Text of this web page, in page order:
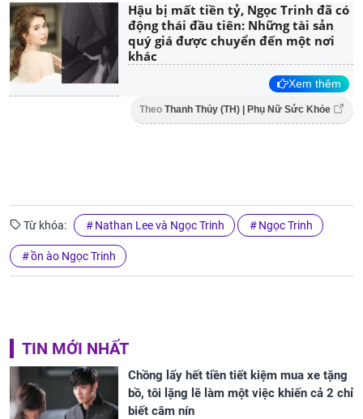
Hậu bị mất tiền tỷ, Ngọc Trinh đã có
động thái đầu tiên: Những tài sản
quý giá được chuyển đến một nơi
khác
Xem thêm
Theo Thanh Thủy (TH) | Phụ Nữ Sức Khỏe
Từ khóa: Nathan Lee và Ngọc Trinh Ngọc Trinh
ồn ào Ngọc Trinh
TIN MỚI NHẤT
Chồng lấy hết tiền tiết kiệm mua xe tặng
bồ, tôi lặng lẽ làm một việc khiến cả 2 chỉ
biết câm nín